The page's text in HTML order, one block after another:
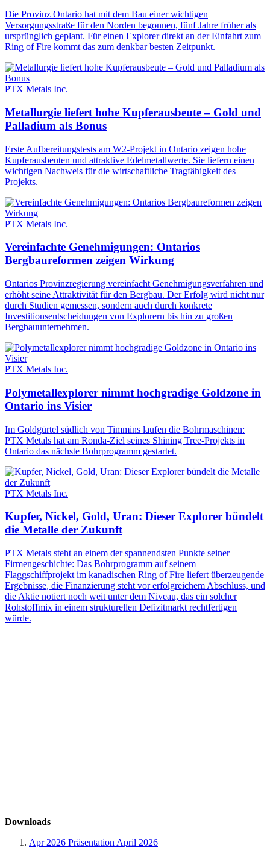
Die Provinz Ontario hat mit dem Bau einer wichtigen
Versorgungsstraße für den Norden begonnen, fünf Jahre früher als
ursprünglich geplant. Für einen Explorer direkt an der Einfahrt zum
Ring of Fire kommt das zum denkbar besten Zeitpunkt.
PTX Metals Inc.
Metallurgie liefert hohe Kupferausbeute – Gold und
Palladium als Bonus
Erste Aufbereitungstests am W2-Projekt in Ontario zeigen hohe
Kupferausbeuten und attraktive Edelmetallwerte. Sie liefern einen
wichtigen Nachweis für die wirtschaftliche Tragfähigkeit des
Projekts.
PTX Metals Inc.
Vereinfachte Genehmigungen: Ontarios
Bergbaureformen zeigen Wirkung
Ontarios Provinzregierung vereinfacht Genehmigungsverfahren und
erhöht seine Attraktivität für den Bergbau. Der Erfolg wird nicht nur
durch Studien gemessen, sondern auch durch konkrete
Investitionsentscheidungen von Explorern bis hin zu großen
Bergbauunternehmen.
PTX Metals Inc.
Polymetallexplorer nimmt hochgradige Goldzone in
Ontario ins Visier
Im Goldgürtel südlich von Timmins laufen die Bohrmaschinen:
PTX Metals hat am Ronda-Ziel seines Shining Tree-Projekts in
Ontario das nächste Bohrprogramm gestartet.
PTX Metals Inc.
Kupfer, Nickel, Gold, Uran: Dieser Explorer bündelt
die Metalle der Zukunft
PTX Metals steht an einem der spannendsten Punkte seiner
Firmengeschichte: Das Bohrprogramm auf seinem
Flaggschiffprojekt im kanadischen Ring of Fire liefert überzeugende
Ergebnisse, die Finanzierung steht vor erfolgreichem Abschluss, und
die Aktie notiert noch weit unter dem Niveau, das ein solcher
Rohstoffmix in einem strukturellen Defizitmarkt rechtfertigen
würde.
Downloads
Apr 2026 Präsentation April 2026